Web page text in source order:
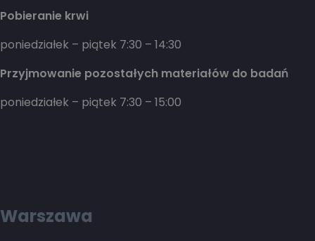
Pobieranie krwi
poniedziałek – piątek 7:30 – 14:30
Przyjmowanie pozostałych materiałów do badań
poniedziałek – piątek 7:30 – 15:00
Warszawa